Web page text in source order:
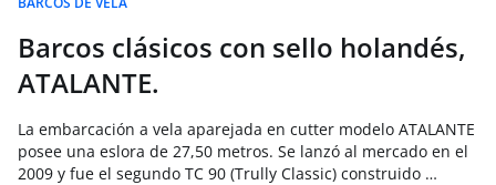
Barcos clásicos con sello holandés,
ATALANTE.
La embarcación a vela aparejada en cutter modelo ATALANTE
posee una eslora de 27,50 metros. Se lanzó al mercado en el
2009 y fue el segundo TC 90 (Trully Classic) construido …